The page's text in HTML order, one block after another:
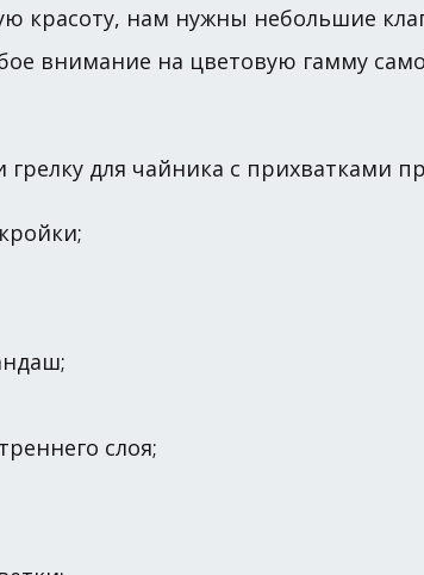
красоту, нам нужны небольшие
внимание на цветовую гамму
для чайника с прихватками
слоя;